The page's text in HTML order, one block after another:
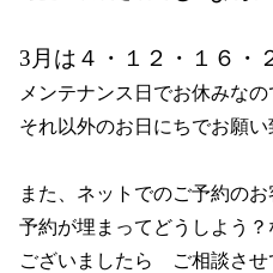
3月は４・１２・１６・
メンテナンス日でお休みなの
それ以外のお日にちでお願い
また、ネットでのご予約のお
予約が埋まってどうしよう？
ございましたら　ご相談さ